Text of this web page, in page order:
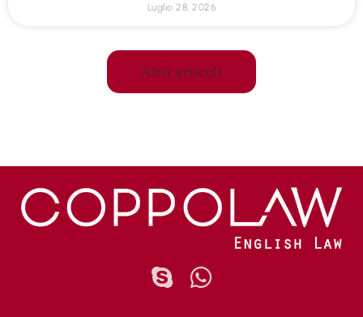
Luglio 28, 2026
Altri articoli